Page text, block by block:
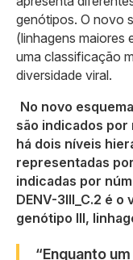
genótipos. O novo
(linhagens maiores
uma classificação
diversidade viral.
No novo
são indicados por
há dois níveis
representadas
indicadas por
DENV-3III_C.2 é
genótipo III,
“Enquanto